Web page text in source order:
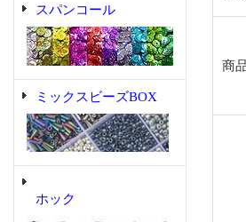
スパンコール
ミックスビーズBOX
ホック
商